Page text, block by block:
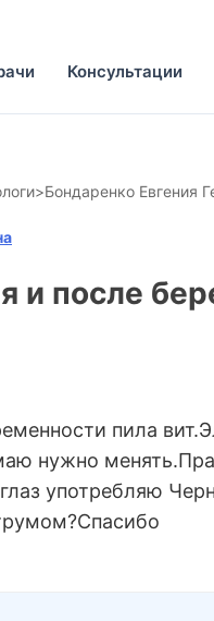
Консультации
>Бондаренко Евгения
после
пила
нужно
употребляю